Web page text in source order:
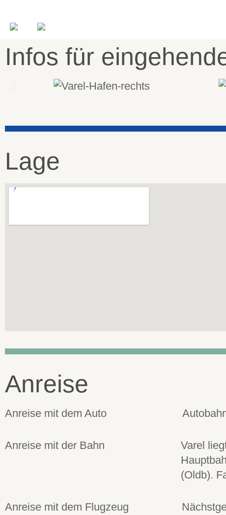
Infos für
Lage
Anreise
Anreise mit dem Auto
Anreise mit der Bahn
Varel
(Oldb).
Anreise mit dem Flugzeug